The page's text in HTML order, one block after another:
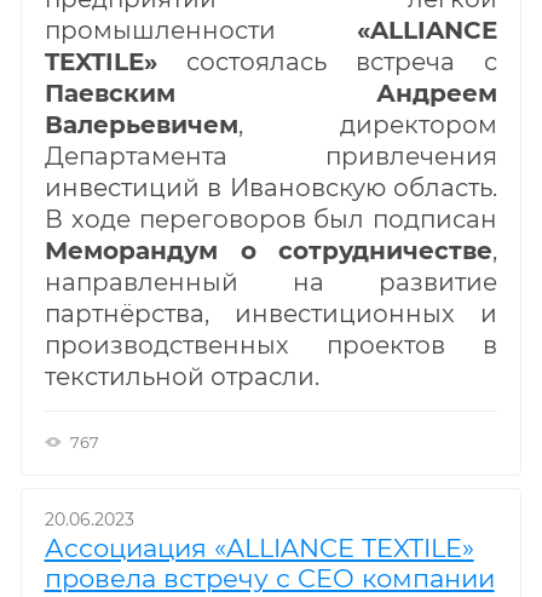
промышленности «ALLIANCE
TEXTILE»состоялась встреча с
Паевским Андреем
Валерьевичем, директором
Департамента привлечения
инвестиций в Ивановскую область.
В ходе переговоров был подписан
Меморандум о сотрудничестве,
направленный на развитие
партнёрства, инвестиционных и
производственных проектов в
текстильной отрасли.
767
20.06.2023
Ассоциация «ALLIANCE TEXTILE»
провела встречу с CEO компании